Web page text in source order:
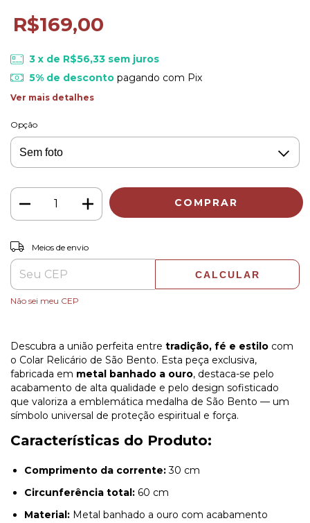
R$169,00
3 x de R$56,33 sem juros
5% de descontopagando com Pix
Ver mais detalhes
Opção
Entregas para o CEP:
Meios de envio
CALCULAR
Não sei meu CEP
Descubra a união perfeita entre tradição, fé e estilo com
o Colar Relicário de São Bento. Esta peça exclusiva,
fabricada em metal banhado a ouro, destaca-se pelo
acabamento de alta qualidade e pelo design sofisticado
que valoriza a emblemática medalha de São Bento — um
símbolo universal de proteção espiritual e força.
Características do Produto:
Comprimento da corrente:30 cm
Circunferência total: 60 cm
Material: Metal banhado a ouro com acabamento